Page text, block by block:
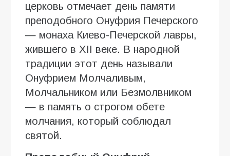
церковь отмечает день памяти
преподобного Онуфрия Печерского
— монаха Киево-Печерской лавры,
жившего в XII веке. В народной
традиции этот день называли
Онуфрием Молчаливым,
Молчальником или Безмолвником
— в память о строгом обете
молчания, который соблюдал
святой.